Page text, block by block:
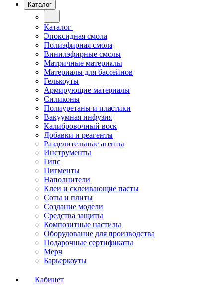
Каталог
Каталог
Эпоксидная смола
Полиэфирная смола
Винилэфирные смолы
Матричные материалы
Материалы для бассейнов
Гелькоуты
Армирующие материалы
Силиконы
Полиуретаны и пластики
Вакуумная инфузия
Калибровочный воск
Добавки и реагенты
Разделительные агенты
Инструменты
Гипс
Пигменты
Наполнители
Клеи и склеивающие пасты
Соты и плиты
Создание модели
Средства защиты
Композитные настилы
Оборудование для производства
Подарочные сертификаты
Мерч
Барьеркоуты
Кабинет